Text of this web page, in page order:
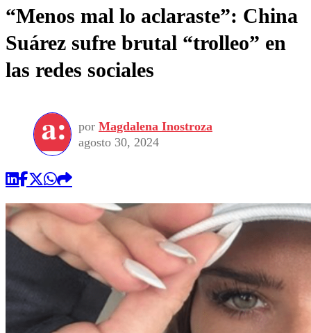
“Menos mal lo aclaraste”: China
Suárez sufre brutal “trolleo” en
las redes sociales
por Magdalena Inostroza
agosto 30, 2024